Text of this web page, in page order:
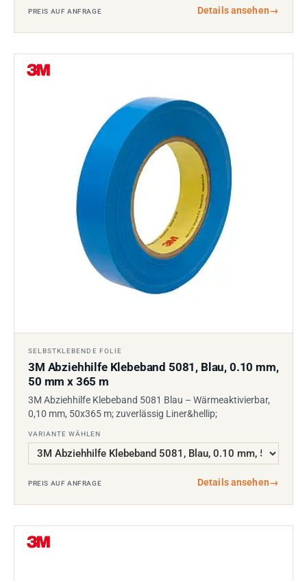
PREIS AUF ANFRAGE Details ansehen→
SELBSTKLEBENDE FOLIE
3M Abziehhilfe Klebeband 5081, Blau, 0.10 mm,
50 mm x 365 m
3M Abziehhilfe Klebeband 5081 Blau – Wärmeaktivierbar,
0,10 mm, 50x365 m; zuverlässig Liner&hellip;
VARIANTE WÄHLEN
PREIS AUF ANFRAGE Details ansehen→